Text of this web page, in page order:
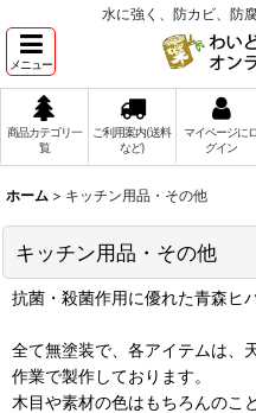
水に強く、防カビ、防
メニュー
商品カテゴリ一
覧
ご利用案内(送料
など)
マイページにロ
グイン
ホーム > キッチン用品・その他
キッチン用品・その他
抗菌・殺菌作用に優れた青森ヒ
全て無塗装で、各アイテムは、
作業で製作しております。
木目や素材の色はもちろんのこ